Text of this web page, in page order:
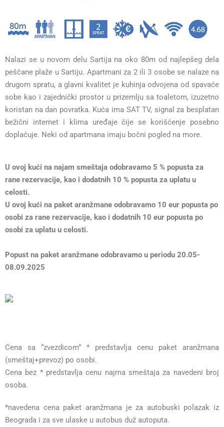
Nalazi se u novom delu Sartija na oko 80m od najlepšeg dela
peščane plaže u Sartiju. Apartmani za 2 ili 3 osobe se nalaze na
drugom spratu, a glavni kvalitet je kuhinja odvojena od spavaće
sobe kao i zajednički prostor u prizemlju sa toaletom, izuzetno
koristan na dan povratka. Kuća ima SAT TV, signal za besplatan
bežični internet i klima uređaje čije se korišćenje posebno
doplaćuje. Neki od apartmana imaju bočni pogled na more.
U ovoj kući na najam smeštaja odobravamo 5 % popusta za
rane rezervacije, kao i dodatnih 10 % popusta za uplatu u
celosti.
U ovoj kući na paket aranžmane odobravamo 10 eur popusta po
osobi za rane rezervacije, kao i dodatnih 10 eur popusta po
osobi za uplatu u celosti.
Popust na paket aranžmane odobravamo u periodu 20.05-
08.09.2025
Cena sa “zvezdicom” * predstavlja cenu paket aranžmana
(smeštaj+prevoz) po osobi.
Cena bez * predstavlja cenu najma smeštaja za navedeni broj
osoba.
*navedena cena paket aranžmana je za autobuski polazak iz
Beograda i za sve ulaske u autobus duž autoputa.